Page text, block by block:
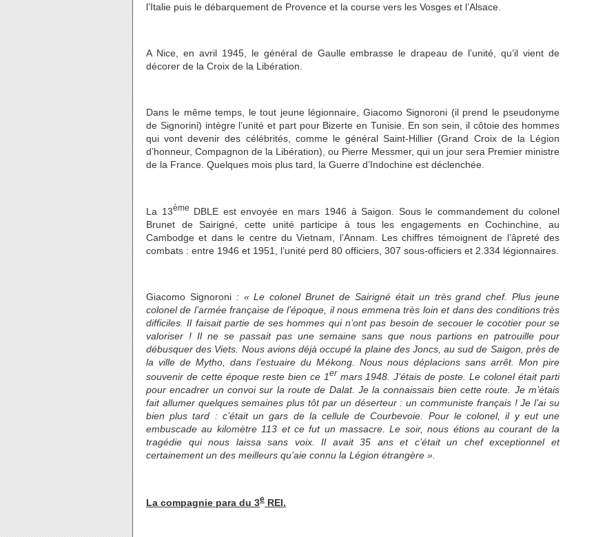
l’Italie puis le débarquement de Provence et la course vers les Vosges et l’Alsace.
A Nice, en avril 1945, le général de Gaulle embrasse le drapeau de l’unité, qu’il vient de
décorer de la Croix de la Libération.
Dans le même temps, le tout jeune légionnaire, Giacomo Signoroni (il prend le pseudonyme
de Signorini) intègre l’unité et part pour Bizerte en Tunisie. En son sein, il côtoie des hommes
qui vont devenir des célébrités, comme le général Saint-Hillier (Grand Croix de la Légion
d’honneur, Compagnon de la Libération), ou Pierre Messmer, qui un jour sera Premier ministre
de la France. Quelques mois plus tard, la Guerre d’Indochine est déclenchée.
La 13ème
DBLE est envoyée en mars 1946 à Saigon. Sous le commandement du colonel
Brunet de Sairigné, cette unité participe à tous les engagements en Cochinchine, au
Cambodge et dans le centre du Vietnam, l’Annam. Les chiffres témoignent de l’âpreté des
combats : entre 1946 et 1951, l’unité perd 80 officiers, 307 sous-officiers et 2.334 légionnaires.
Giacomo Signoroni: « Le colonel Brunet de Sairigné était un très grand chef. Plus jeune
colonel de l’armée française de l’époque, il nous emmena très loin et dans des conditions très
difficiles. Il faisait partie de ses hommes qui n’ont pas besoin de secouer le cocotier pour se
valoriser ! Il ne se passait pas une semaine sans que nous partions en patrouille pour
débusquer des Viets. Nous avions déjà occupé la plaine des Joncs, au sud de Saigon, près de
la ville de Mytho, dans l’estuaire du Mékong. Nous nous déplacions sans arrêt. Mon pire
souvenir de cette époque reste bien ce 1er mars 1948. J’étais de poste. Le colonel était parti
pour encadrer un convoi sur la route de Dalat. Je la connaissais bien cette route. Je m’étais
fait allumer quelques semaines plus tôt par un déserteur : un communiste français ! Je l’ai su
bien plus tard : c’était un gars de la cellule de Courbevoie. Pour le colonel, il y eut une
embuscade au kilomètre 113 et ce fut un massacre. Le soir, nous étions au courant de la
tragédie qui nous laissa sans voix. Il avait 35 ans et c’était un chef exceptionnel et
certainement un des meilleurs qu’aie connu la Légion étrangère ».
La compagnie para du 3e REI.